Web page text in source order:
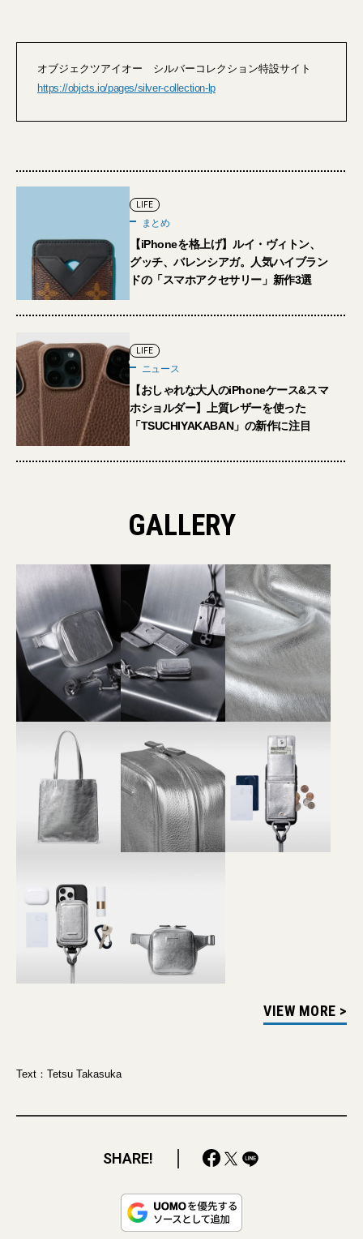
オブジェクツアイオー シルバーコレクション特設サイト
https://objcts.io/pages/silver-collection-lp
LIFE
まとめ
【iPhoneを格上げ】ルイ・ヴィトン、
グッチ、バレンシアガ。人気ハイブラン
ドの「スマホアクセサリー」新作3選
LIFE
ニュース
【おしゃれな大人のiPhoneケース&スマ
ホショルダー】上質レザーを使った
「TSUCHIYAKABAN」の新作に注目
GALLERY
VIEW MORE >
Text：Tetsu Takasuka
SHARE!